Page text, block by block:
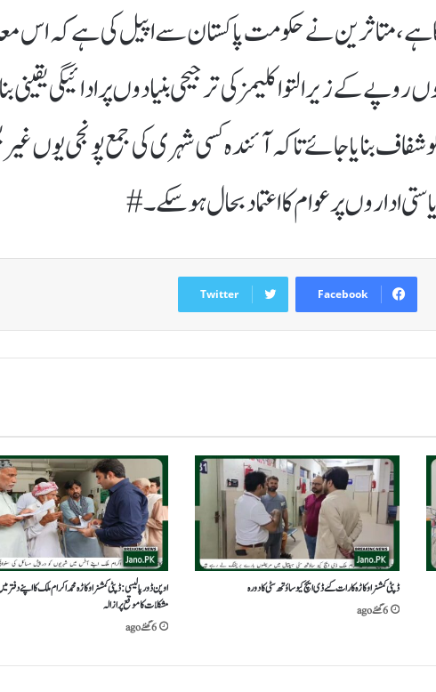
ہے، متاثرین نے حکومت پاکستان سے اپیل کی ہے کہ اس
کے زیر التوا کلیمز کی ترجیحی بنیادوں پر ادائیگی یقینی
بنایا جائے تاکہ آئندہ کسی شہری کی جمع پونجی یوں غیر
اداروں پر عوام کا اعتماد بحال ہو سکے۔#
Facebook
Twitter
ڈپٹی کمشنر اوکاڑہ کا رات گئے ڈی ایچ کیو ساؤتھ سٹی کا دورہ
6 گھنٹے ago
اوپن ڈور پالیسی: ڈپٹی کمشنر اوکاڑہ محمد اکرام ملک کا اپنے دفتر
مشکلات کا موقع پر ازالہ
6 گھنٹے ago